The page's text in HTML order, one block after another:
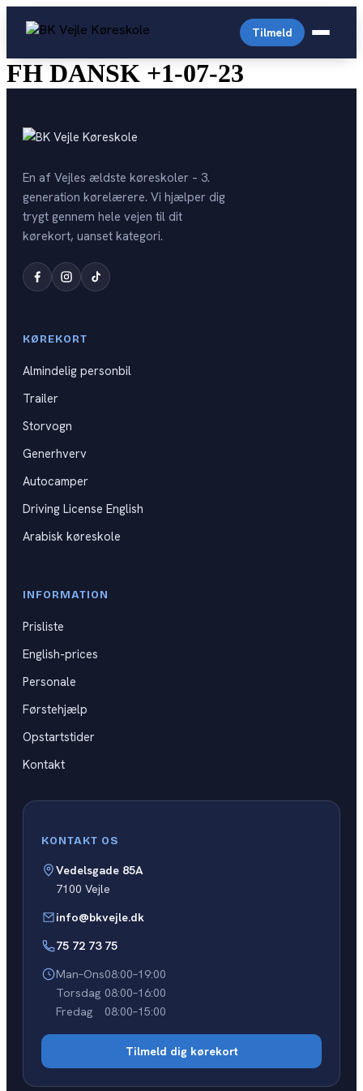
Arabisk køreskole
Driving License English
Generhverv
Trailer
Storvogn
Prisliste
English-prices
Kontakt
Kat C
Kat CE
Kat D
Spørgsmål til praktisk prøve
Videoguides til køreprøven
Digital Lægeattest
Køreprøvebooking
Drive4you
Teoriprøver
DKU
Tilmeld
FH DANSK +1-07-23
En af Vejles ældste køreskoler – 3.
generation kørelærere. Vi hjælper dig
trygt gennem hele vejen til dit
kørekort, uanset kategori.
KØREKORT
Almindelig personbil
Trailer
Storvogn
Generhverv
Autocamper
Driving License English
Arabisk køreskole
INFORMATION
Prisliste
English-prices
Personale
Førstehjælp
Opstartstider
Kontakt
KONTAKT OS
Vedelsgade 85A
7100 Vejle
info@bkvejle.dk
75 72 73 75
Man–Ons08:00–19:00
Torsdag 08:00–16:00
Fredag
08:00–15:00
Tilmeld dig kørekort